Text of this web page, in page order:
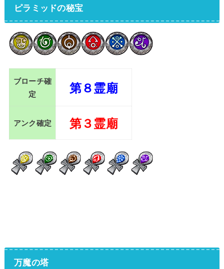
ピラミッドの秘宝
ブローチ確
定
第８霊廟
アンク確定 第３霊廟
万魔の塔